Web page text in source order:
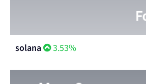
solana 3.53%